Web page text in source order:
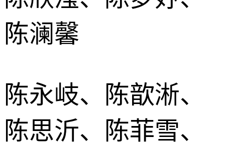
陈澜馨
陈永岐、陈歆淅、
陈思沂、陈菲雪、